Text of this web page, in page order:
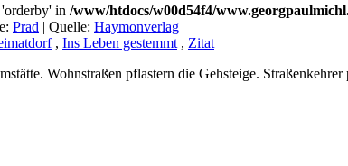
in /www/htdocs/w00d54f4/
Prad | Quelle: Haymonverlag
, Ins Leben gestemmt , Zitat
Wohnstraßen pflastern die Gehsteige.